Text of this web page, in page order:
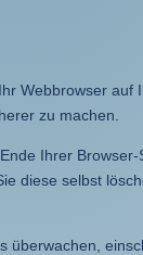
Webbrowser auf
zu machen.
Ihrer
diese selbst
überwachen,